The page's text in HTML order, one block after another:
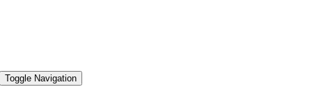
Toggle Navigation